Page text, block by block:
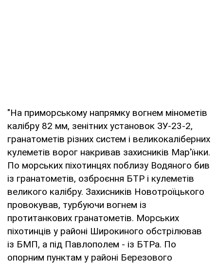
"На приморському напрямку вогнем мінометів
калібру 82 мм, зенітних установок ЗУ-23-2,
гранатометів різних систем і великокаліберних
кулеметів ворог накривав захисників Мар'їнки.
По морських піхотинцях поблизу Водяного бив
із гранатометів, озброєння БТР і кулеметів
великого калібру. Захисників Новотроїцького
провокував, турбуючи вогнем із
протитанкових гранатометів. Морських
піхотинців у районі Широкиного обстрілював
із БМП, а під Павлополем - із БТРа. По
опорним пунктам у районі Березового